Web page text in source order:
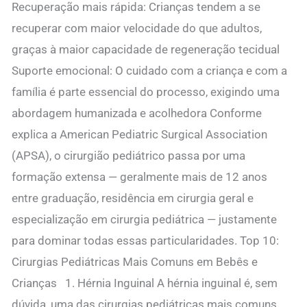
Recuperação mais rápida: Crianças tendem a se
recuperar com maior velocidade do que adultos,
graças à maior capacidade de regeneração tecidual
Suporte emocional: O cuidado com a criança e com a
família é parte essencial do processo, exigindo uma
abordagem humanizada e acolhedora Conforme
explica a American Pediatric Surgical Association
(APSA), o cirurgião pediátrico passa por uma
formação extensa — geralmente mais de 12 anos
entre graduação, residência em cirurgia geral e
especialização em cirurgia pediátrica — justamente
para dominar todas essas particularidades. Top 10:
Cirurgias Pediátricas Mais Comuns em Bebês e
Crianças 1. Hérnia Inguinal A hérnia inguinal é, sem